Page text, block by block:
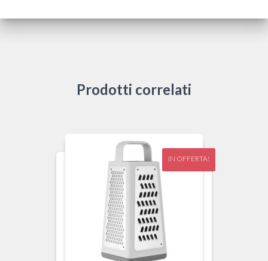
Prodotti correlati
IN OFFERTA!